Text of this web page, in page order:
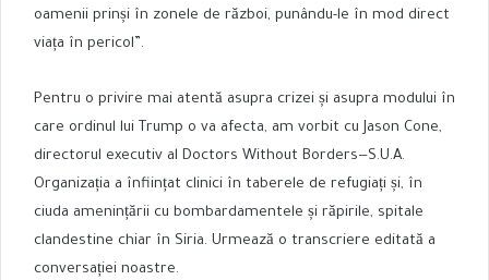
oamenii prinși în zonele de război, punându-le în mod direct
viața în pericol”.
Pentru o privire mai atentă asupra crizei și asupra modului în
care ordinul lui Trump o va afecta, am vorbit cu Jason Cone,
directorul executiv al Doctors Without Borders—S.U.A.
Organizația a înființat clinici în taberele de refugiați și, în
ciuda amenințării cu bombardamentele și răpirile, spitale
clandestine chiar în Siria. Urmează o transcriere editată a
conversației noastre.